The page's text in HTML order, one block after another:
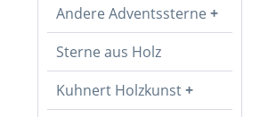
Andere Adventssterne
Sterne aus Holz
Kuhnert Holzkunst